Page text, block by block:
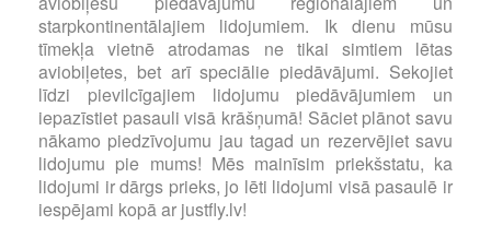
starpkontinentālajiem lidojumiem. Ik dienu mūsu
tīmekļa vietnē atrodamas ne tikai simtiem lētas
aviobiļetes, bet arī speciālie piedāvājumi. Sekojiet
līdzi pievilcīgajiem lidojumu piedāvājumiem un
iepazīstiet pasauli visā krāšņumā! Sāciet plānot savu
nākamo piedzīvojumu jau tagad un rezervējiet savu
lidojumu pie mums! Mēs mainīsim priekšstatu, ka
lidojumi ir dārgs prieks, jo lēti lidojumi visā pasaulē ir
iespējami kopā ar justfly.lv!